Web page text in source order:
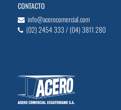
CONTACTO
info@acerocomercial.com
(02) 2454 333 / (04) 3811 280